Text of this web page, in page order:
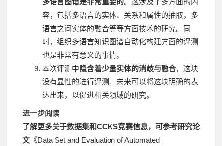
容，包括多语言的实体、关系和属性的抽取，多
语言之间实体的融合等等方面技术的研究。同
时，组织多语言知识图谱自动化构建方面的评测
也是非常有意义的事情。
本次评测中隐含着少量实体的消歧与融合，这块
没有显性的进行评测，未来可以将这块明确的表
达出来，以促进相关领域的研究。
进一步阅读
了解更多关于数据集和CCKS竞赛信息，可参考研究论
文 《Data Set and Evaluation of Automated